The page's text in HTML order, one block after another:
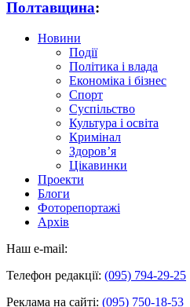
Полтавщина:
Новини
Події
Політика і влада
Економіка і бізнес
Спорт
Суспільство
Культура і освіта
Кримінал
Здоров’я
Цікавинки
Проекти
Блоги
Фоторепортажі
Архів
Наш e-mail:
Телефон редакції: (095) 794-29-25
Реклама на сайті: (095) 750-18-53